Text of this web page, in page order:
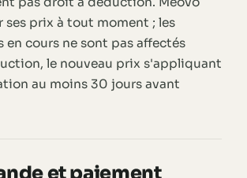
prix à tout moment ; les
en cours ne sont pas affectés
le nouveau prix s'appliquant
au moins 30 jours avant
et paiement